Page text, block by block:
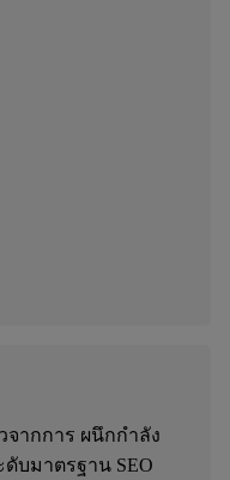
วจากการ ผนึกกำลัง
ดับมาตรฐาน SEO